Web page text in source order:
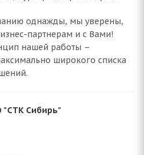
однажды, мы уверены,
партнерам и с Вами!
нашей работы –
широкого списка
"СТК Сибирь"